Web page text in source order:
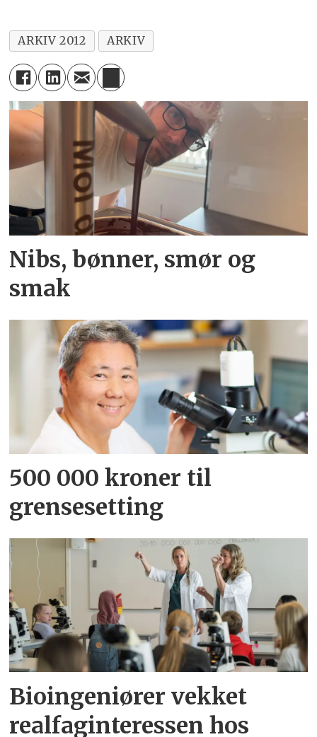
ARKIV 2012 ARKIV
Nibs, bønner, smør og
smak
500 000 kroner til
grensesetting
Bioingeniører vekket
realfaginteressen hos